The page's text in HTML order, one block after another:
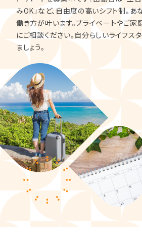
みOK」など、自由度の高いシフト制。
働き方が叶います。プライベートやご家
にご相談ください。自分らしいライフス
ましょう。